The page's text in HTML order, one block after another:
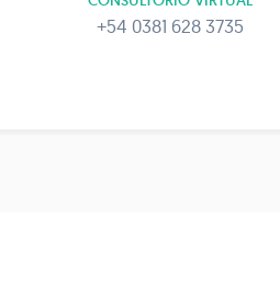
+54 0381 628 3735